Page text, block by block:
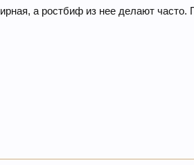
а ростбиф из нее делают